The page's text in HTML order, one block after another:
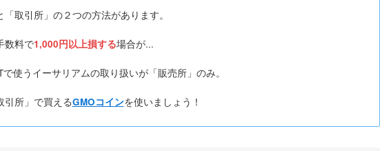
取引所」の２つの方法があります。
数料で1,000円以上損する場合が...
使うイーサリアムの取り扱いが「販売所」のみ。
引所」で買えるGMOコインを使いましょう！